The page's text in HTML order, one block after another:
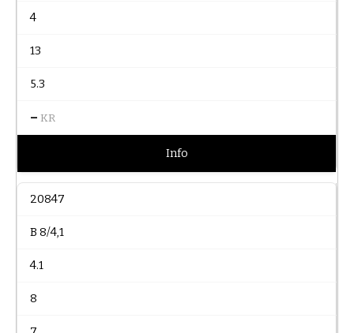
4
13
5.3
– KR
Info
20847
B 8/4,1
4.1
8